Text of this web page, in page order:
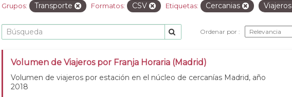
Grupos: Transporte Formatos: CSV Etiquetas: Cercanias Viajeros
Ordenar por
Volumen de Viajeros por Franja Horaria (Madrid)
Volumen de viajeros por estación en el núcleo de cercanías Madrid, año
2018